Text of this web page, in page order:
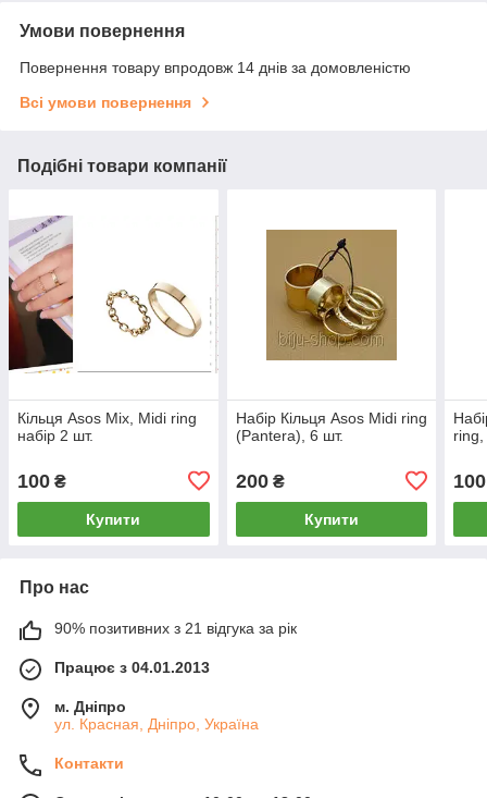
Умови повернення
Повернення товару впродовж 14 днів за домовленістю
Всі умови повернення
Подібні товари компанії
Кільця Аsos Mix, Midi ring
набір 2 шт.
100 ₴
Купити
Набір Кільця Asos Midi ring
(Pantera), 6 шт.
200₴
Купити
100
Про нас
90% позитивних з 21 відгука за рік
Працює з 04.01.2013
м. Дніпро
ул. Красная, Дніпро, Україна
Контакти